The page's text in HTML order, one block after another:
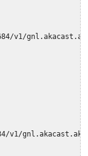
v1/
v1/